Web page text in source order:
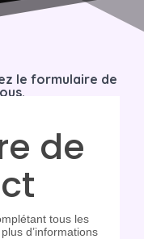
le formulaire de
de
tous les
d’informations